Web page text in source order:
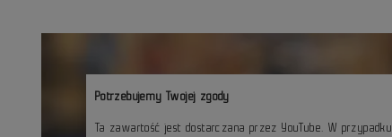
Potrzebujemy Twojej zgody
Ta zawartość jest dostarczana przez YouTube. W przypadku